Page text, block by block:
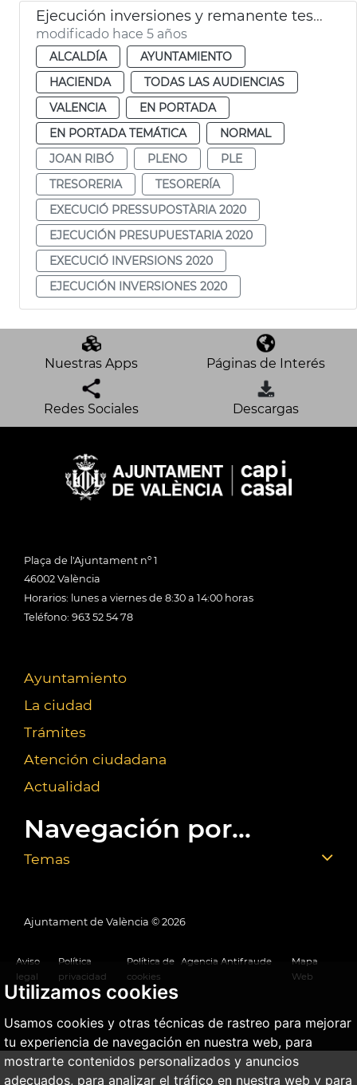
Utilizamos cookies
Usamos cookies y otras técnicas de rastreo para mejorar
tu experiencia de navegación en nuestra web, para
mostrarte contenidos personalizados y anuncios
adecuados, para analizar el tráfico en nuestra web y para
Ejecución inversiones y remanente tesorería 2020
modificado hace 5 años
ALCALDÍA
AYUNTAMIENTO
HACIENDA
TODAS LAS AUDIENCIAS
VALENCIA
EN PORTADA
EN PORTADA TEMÁTICA
NORMAL
JOAN RIBÓ
PLENO
PLE
TRESORERIA
TESORERÍA
EXECUCIÓ PRESSUPOSTÀRIA 2020
EJECUCIÓN PRESUPUESTARIA 2020
EXECUCIÓ INVERSIONS 2020
EJECUCIÓN INVERSIONES 2020
Nuestras Apps Páginas de Interés
Redes Sociales Descargas
Plaça de l'Ajuntament nº 1
46002 València
Horarios: lunes a viernes de 8:30 a 14:00 horas
Teléfono: 963 52 54 78
Ayuntamiento
La ciudad
Trámites
Atención ciudadana
Actualidad
Navegación por...
Temas
Ajuntament de València © 2026
Aviso
legal
Política
privacidad
Política de
cookies
Agencia Antifraude
Mapa
Web